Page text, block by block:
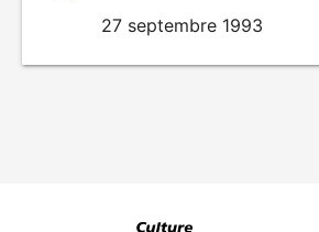
27 septembre 1993